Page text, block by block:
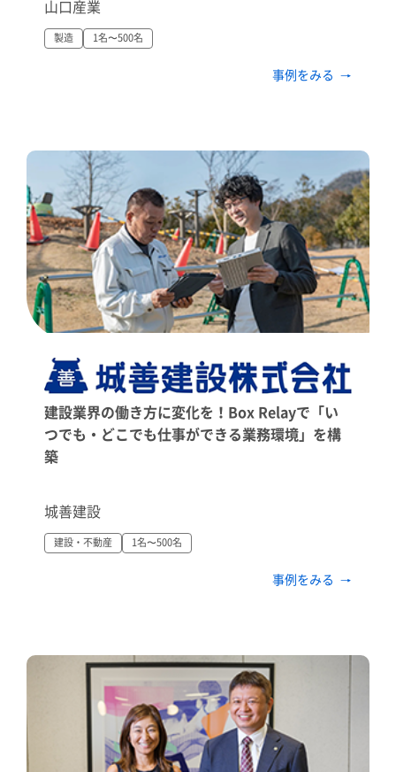
山口産業
製造 1名〜500名
事例をみる
建設業界の働き方に変化を！Box Relayで「い
つでも・どこでも仕事ができる業務環境」を構
築
城善建設
建設・不動産 1名〜500名
事例をみる